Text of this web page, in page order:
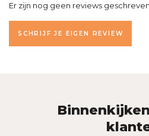
Er zijn nog geen reviews
SCHRIJF JE EIGEN REVIEW